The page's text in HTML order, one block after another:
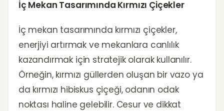
İç Mekan Tasarımında Kırmızı Çiçekler
İç mekan tasarımında kırmızı çiçekler,
enerjiyi artırmak ve mekanlara canlılık
kazandırmak için stratejik olarak kullanılır.
Örneğin, kırmızı güllerden oluşan bir vazo ya
da kırmızı hibiskus çiçeği, odanın odak
noktası haline gelebilir. Cesur ve dikkat